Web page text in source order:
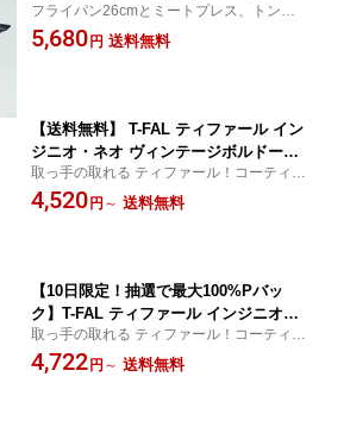
イパン26cm・ミートプレス・トングセ
ット 73182（ガス火専用）【日本製 ア
フライパン26cmとミートプレス、トングの
付いた便利なセット！
5,680 円 送料無料
【送料無料】 T-FAL ティファール イン
ジニオ・ネオ ヴィンテージボルドー・
インテンス フライパン 22cm・26cm・
28cm L43903・L43905・L43906（ガス
取っ手の取れる ティファール！コーティン
グの耐久性がアップし、ときめくような使
い心地がずっと続く！
4,520 円 ～ 送料無料
【10日限定！抽選で最大100%Pバッ
ク】T-FAL ティファール インジニオ・
ネオ ヴィンテージボルドー・インテン
ス ウォックパン 26cm・28cm L4397
取っ手の取れる ティファール！コーティン
グの耐久性がアップし、ときめくような使
い心地がずっと続く！
4,722 円 ～ 送料無料